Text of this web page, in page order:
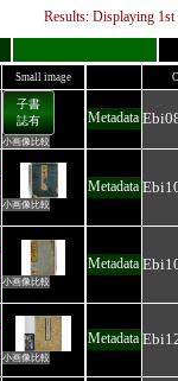
Results: Displaying 1
Small image
子書
誌有
小画像比較
Metadata
小画像比較
Metadata
小画像比較
Metadata
小画像比較
Metadata